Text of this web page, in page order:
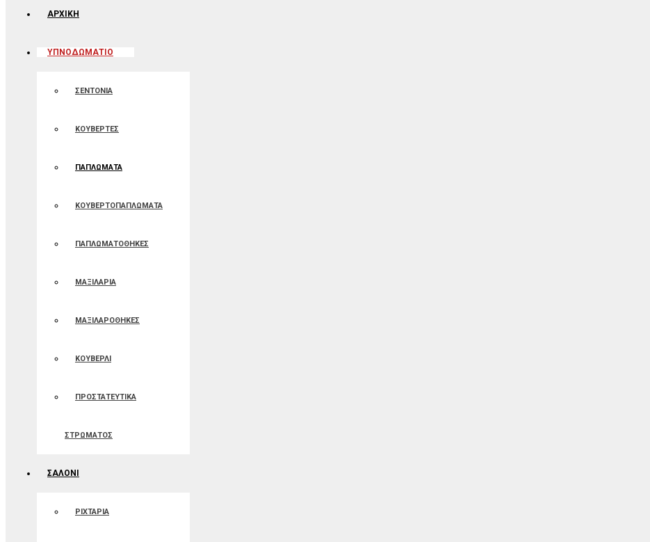
ΑΡΧΙΚΉ
ΥΠΝΟΔΩΜΑΤΙΟ
ΣΕΝΤΟΝΙΑ
ΚΟΥΒΕΡΤΕΣ
ΠΑΠΛΩΜΑΤΑ
ΚΟΥΒΕΡΤΟΠΑΠΛΩΜΑΤΑ
ΠΑΠΛΩΜΑΤΟΘΗΚΕΣ
ΜΑΞΙΛΑΡΙΑ
ΜΑΞΙΛΑΡΟΘΗΚΕΣ
ΚΟΥΒΕΡΛΙ
ΠΡΟΣΤΑΤΕΥΤΙΚΑ
ΣΤΡΩΜΑΤΟΣ
ΣΑΛΟΝΙ
ΡΙΧΤΑΡΙΑ